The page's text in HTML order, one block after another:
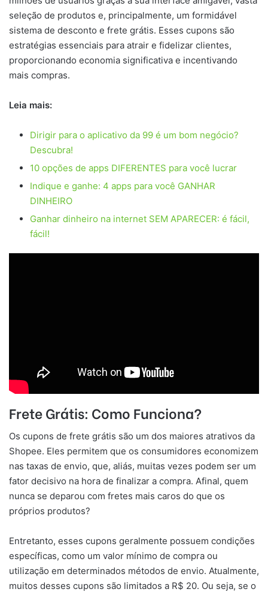
seleção de produtos e, principalmente, um formidável
sistema de desconto e frete grátis. Esses cupons são
estratégias essenciais para atrair e fidelizar clientes,
proporcionando economia significativa e incentivando
mais compras.
Leia mais:
Dirigir para o aplicativo da 99 é um bom negócio?
Descubra!
10 opções de apps DIFERENTES para você lucrar
Indique e ganhe: 4 apps para você GANHAR
DINHEIRO
Ganhar dinheiro na internet SEM APARECER: é fácil,
fácil!
Frete Grátis: Como Funciona?
Os cupons de frete grátis são um dos maiores atrativos da
Shopee. Eles permitem que os consumidores economizem
nas taxas de envio, que, aliás, muitas vezes podem ser um
fator decisivo na hora de finalizar a compra. Afinal, quem
nunca se deparou com fretes mais caros do que os
próprios produtos?
Entretanto, esses cupons geralmente possuem condições
específicas, como um valor mínimo de compra ou
utilização em determinados métodos de envio. Atualmente,
muitos desses cupons são limitados a R$ 20. Ou seja, se o